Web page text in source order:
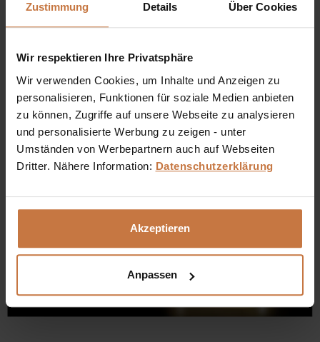
Zustimmung Details Über Cookies
Wir respektieren Ihre Privatsphäre
Wir verwenden Cookies, um Inhalte und Anzeigen zu
personalisieren, Funktionen für soziale Medien anbieten
zu können, Zugriffe auf unsere Webseite zu analysieren
und personalisierte Werbung zu zeigen - unter
Umständen von Werbepartnern auch auf Webseiten
Dritter. Nähere Information: Datenschutzerklärung
Akzeptieren
Anpassen
Sie haben eine Frage? Sie wünschen sich eine
kosmetische Produkt richtig anwendet?
Ich stehe Ihnen gerne persönlich zur Verfügung:
+43 (0)699 17 310 310
Dennis Grischek, Inhaber Kosmetikstudio in Graz & kosmetik.at